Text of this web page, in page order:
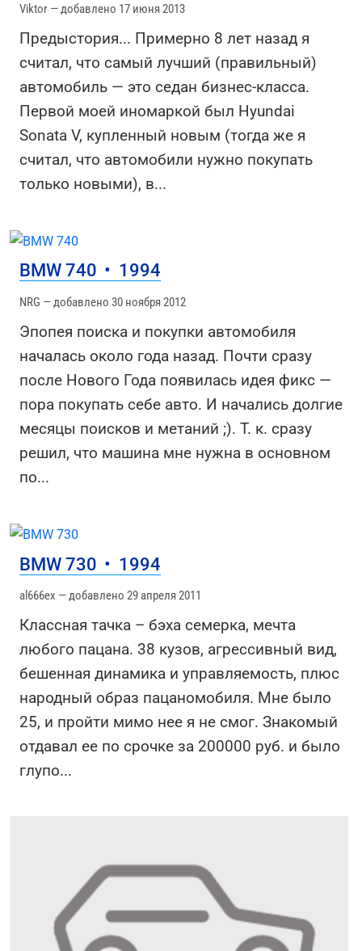
Viktor — добавлено 17 июня 2013
Предыстория... Примерно 8 лет назад я
считал, что самый лучший (правильный)
автомобиль — это седан бизнес-класса.
Первой моей иномаркой был Hyundai
Sonata V, купленный новым (тогда же я
считал, что автомобили нужно покупать
только новыми), в...
BMW 740 • 1994
NRG — добавлено 30 ноября 2012
Эпопея поиска и покупки автомобиля
началась около года назад. Почти сразу
после Нового Года появилась идея фикс —
пора покупать себе авто. И начались долгие
месяцы поисков и метаний ;). Т. к. сразу
решил, что машина мне нужна в основном
по...
BMW 730 • 1994
al666ex — добавлено 29 апреля 2011
Классная тачка – бэха семерка, мечта
любого пацана. 38 кузов, агрессивный вид,
бешенная динамика и управляемость, плюс
народный образ пацаномобиля. Мне было
25, и пройти мимо нее я не смог. Знакомый
отдавал ее по срочке за 200000 руб. и было
глупо...